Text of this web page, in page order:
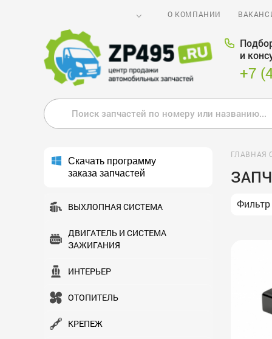
О КОМПАНИИ
и
+7
Скачать программу
заказа запчастей
ВЫХЛОПНАЯ СИСТЕМА
ДВИГАТЕЛЬ И СИСТЕМА
ЗАЖИГАНИЯ
ИНТЕРЬЕР
ОТОПИТЕЛЬ
КРЕПЕЖ
ГЛАВНАЯ
Фильтр